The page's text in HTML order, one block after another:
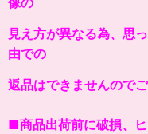
見え方が異なる為、思
由での
返品はできませんのでご
■商品出荷前に破損、